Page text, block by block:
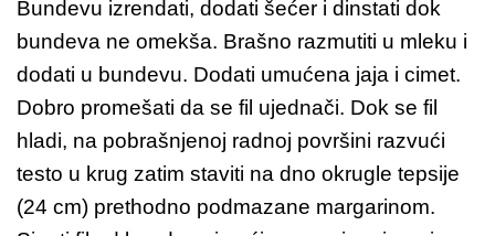
Bundevu izrendati, dodati šećer i dinstati dok
bundeva ne omekša. Brašno razmutiti u mleku i
dodati u bundevu. Dodati umućena jaja i cimet.
Dobro promešati da se fil ujednači. Dok se fil
hladi, na pobrašnjenoj radnoj površini razvući
testo u krug zatim staviti na dno okrugle tepsije
(24 cm) prethodno podmazane margarinom.